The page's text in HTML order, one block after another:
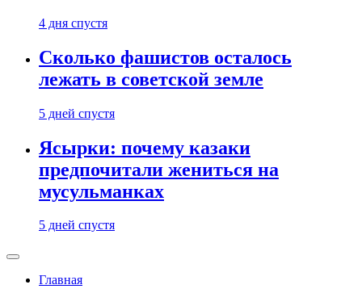
4 дня спустя
Сколько фашистов осталось
лежать в советской земле
5 дней спустя
Ясырки: почему казаки
предпочитали жениться на
мусульманках
5 дней спустя
Главная